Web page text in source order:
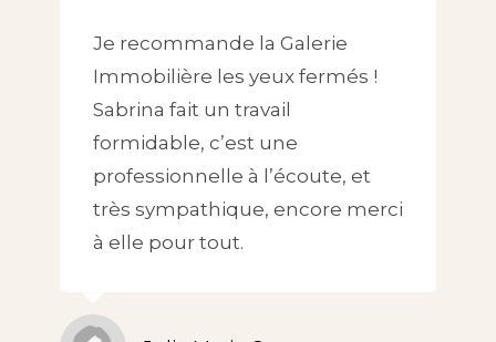
Je recommande la Galerie
Immobilière les yeux fermés !
Sabrina fait un travail
formidable, c’est une
professionnelle à l’écoute, et
très sympathique, encore merci
à elle pour tout.